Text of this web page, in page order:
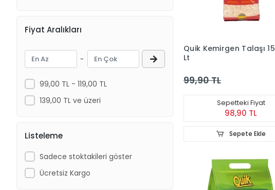
Fiyat Aralıkları
-
99,00 TL - 119,00 TL
139,00 TL ve üzeri
Listeleme
Sadece stoktakileri göster
Ücretsiz Kargo
Quik Kemirgen Talaşı 15
Lt
99,90 TL
Sepetteki Fiyat
98,90 TL
Sepete Ekle